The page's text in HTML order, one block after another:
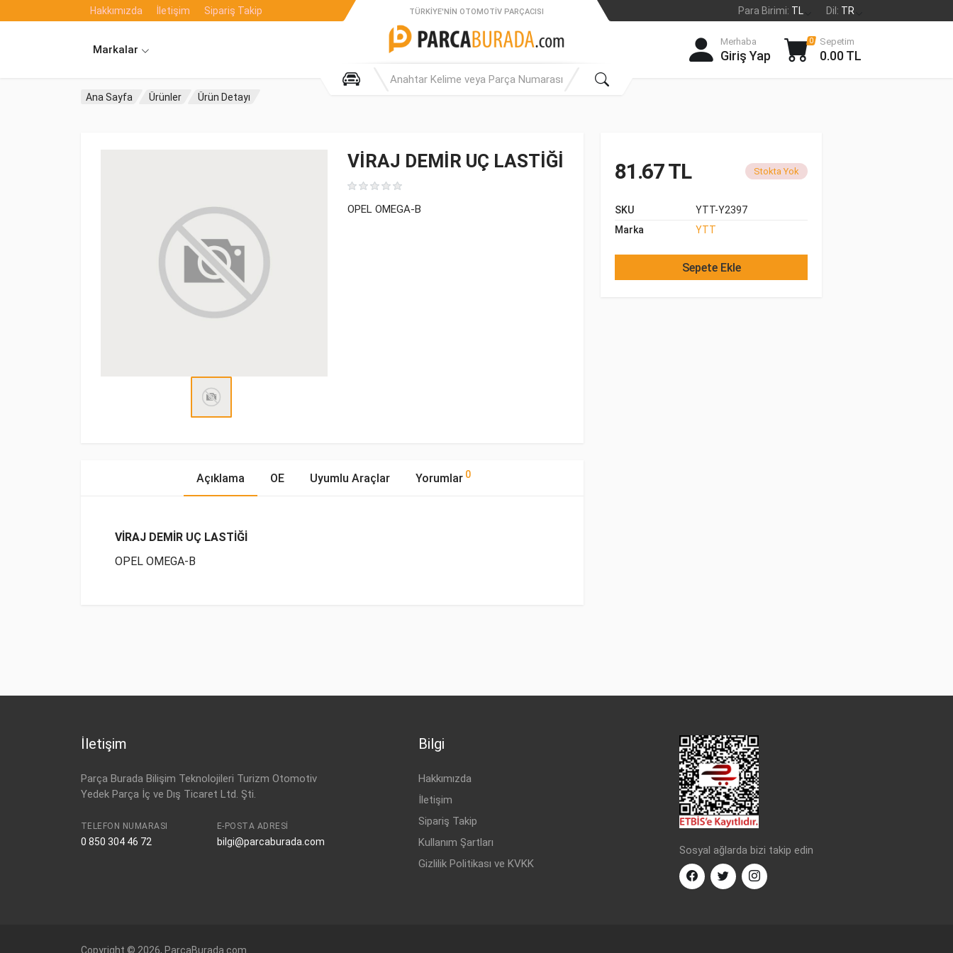
Hakkımızda İletişim Sipariş Takip Para Birimi: TL Dil: TR
Markalar
TÜRKIYE'NIN OTOMOTIV PARÇACISI
Merhaba
Giriş Yap
0 Sepetim
0.00 TL
Ana Sayfa Ürünler Ürün Detayı
VİRAJ DEMİR UÇ LASTİĞİ
OPEL OMEGA-B
81.67 TL Stokta Yok
SKU
YTT-Y2397
Marka
YTT
Sepete Ekle
Açıklama OE Uyumlu Araçlar Yorumlar 0
VİRAJ DEMİR UÇ LASTİĞİ
OPEL OMEGA-B
İletişim
Parça Burada Bilişim Teknolojileri Turizm Otomotiv
Yedek Parça İç ve Dış Ticaret Ltd. Şti.
TELEFON NUMARASI
0 850 304 46 72
E-POSTA ADRESI
bilgi@parcaburada.com
Bilgi
Hakkımızda
İletişim
Sipariş Takip
Kullanım Şartları
Gizlilik Politikası ve KVKK
Sosyal ağlarda bizi takip edin
Copyright © 2026, ParcaBurada.com